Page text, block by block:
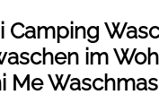
Camping
im
Me